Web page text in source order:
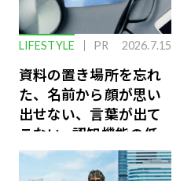
LIFESTYLE PR 2026.7.15
資料の置き場所を忘れ
た、名前から顔が思い
出せない、言葉が出て
こない…認知機能の低
下を救う、脳のインナ
ーケアとは